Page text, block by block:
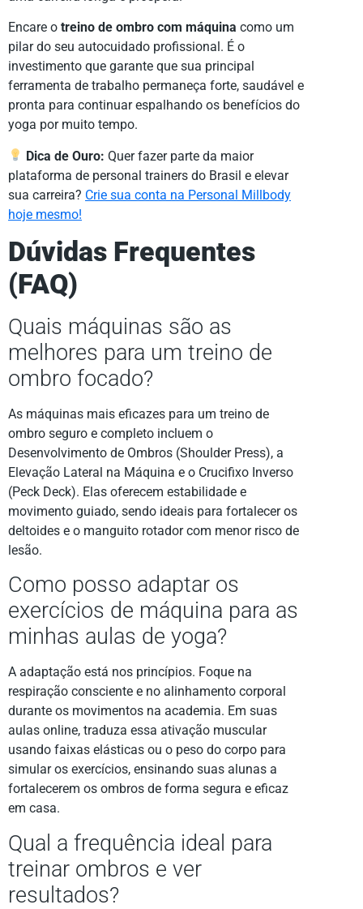
Encare o treino de ombro com máquina como um
pilar do seu autocuidado profissional. É o
investimento que garante que sua principal
ferramenta de trabalho permaneça forte, saudável e
pronta para continuar espalhando os benefícios do
yoga por muito tempo.
Dica de Ouro: Quer fazer parte da maior
plataforma de personal trainers do Brasil e elevar
sua carreira? Crie sua conta na Personal Millbody
hoje mesmo!
Dúvidas Frequentes
(FAQ)
Quais máquinas são as
melhores para um treino de
ombro focado?
As máquinas mais eficazes para um treino de
ombro seguro e completo incluem o
Desenvolvimento de Ombros (Shoulder Press), a
Elevação Lateral na Máquina e o Crucifixo Inverso
(Peck Deck). Elas oferecem estabilidade e
movimento guiado, sendo ideais para fortalecer os
deltoides e o manguito rotador com menor risco de
lesão.
Como posso adaptar os
exercícios de máquina para as
minhas aulas de yoga?
A adaptação está nos princípios. Foque na
respiração consciente e no alinhamento corporal
durante os movimentos na academia. Em suas
aulas online, traduza essa ativação muscular
usando faixas elásticas ou o peso do corpo para
simular os exercícios, ensinando suas alunas a
fortalecerem os ombros de forma segura e eficaz
em casa.
Qual a frequência ideal para
treinar ombros e ver
resultados?